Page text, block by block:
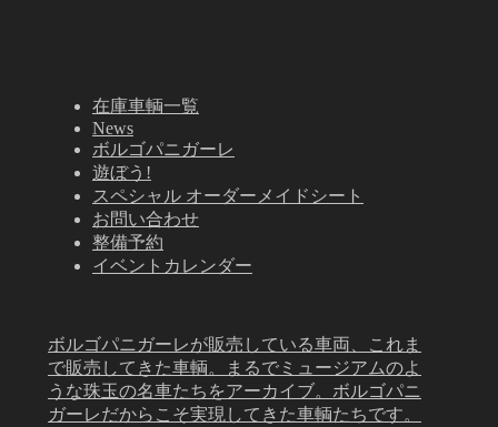
在庫車輌一覧
News
ボルゴパニガーレ
遊ぼう!
スペシャル オーダーメイドシート
お問い合わせ
整備予約
イベントカレンダー
ボルゴパニガーレが販売している車両、これま
で販売してきた車輌。まるでミュージアムのよ
うな珠玉の名車たちをアーカイブ。ボルゴパニ
ガーレだからこそ実現してきた車輌たちです。